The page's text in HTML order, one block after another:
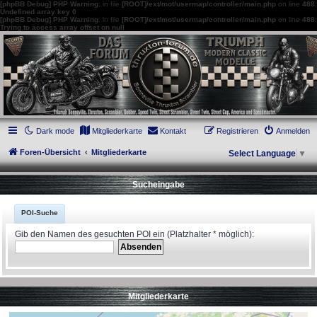
[phpBB Debug] PHP Warning: in file [ROOT]/ext/mot/usermap/controller/main.php on line 488:
Undefined array key 0
[phpBB Debug] PHP Warning: in file [ROOT]/ext/mot/usermap/controller/main.php on line 488:
Trying to access array offset on null
thruxton-forum.de
DAS FORUM! Alles rund um die Triumph Modern Classic Modelle. Das Forum für
die New Bonneville Baureihen ab BJ 2001. Triumph Bonneville, Thruxton,
Scrambler, Bobber, Speed Twin, Street Scrambler, Street Twin, Street Cup, America
und Speedmaster.
Dark mode
Mitgliederkarte Kontakt Anmelden
Registrieren
Foren-Übersicht Mitgliederkarte Select Language ▼
Sucheingabe
POI-Suche
Gib den Namen des gesuchten POI ein (Platzhalter * möglich):
Mitgliederkarte